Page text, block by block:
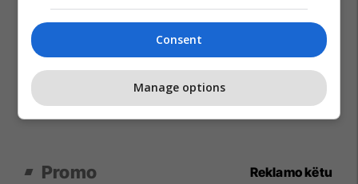
Promo Reklamo këtu
Consent
Manage options